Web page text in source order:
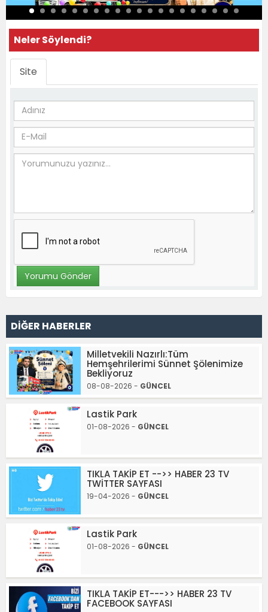
Neler Söylendi?
Site
DİĞER HABERLER
Milletvekili Nazırlı:Tüm
Hemşehrilerimi Sünnet Şölenimize
Bekliyoruz
08-08-2026 - GÜNCEL
Lastik Park
01-08-2026 - GÜNCEL
TIKLA TAKİP ET -->> HABER 23 TV
TWİTTER SAYFASI
19-04-2026 - GÜNCEL
Lastik Park
01-08-2026 - GÜNCEL
TIKLA TAKİP ET--->> HABER 23 TV
FACEBOOK SAYFASI